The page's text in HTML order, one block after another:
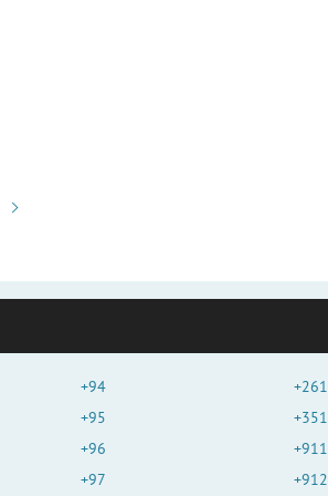
+94
+95
+96
+97
+261
+351
+911
+912